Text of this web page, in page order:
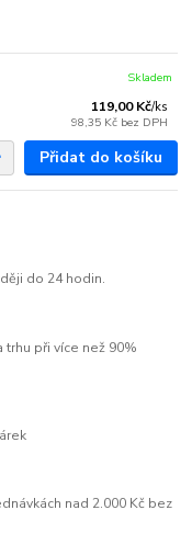
119,00 Kč/ks
98,35 Kč bez DPH
Skladem
Přidat do košíku
do 24 hodin.
trhu při více než 90%
nad 2.000 Kč bez